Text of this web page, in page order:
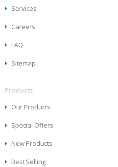
Services
Careers
FAQ
Sitemap
Products
Our Products
Special Offers
New Products
Best Selling